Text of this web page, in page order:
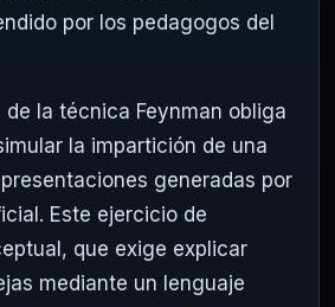
por los pedagogos del
la técnica Feynman obliga
la impartición de una
generadas por
Este ejercicio de
que exige explicar
mediante un lenguaje